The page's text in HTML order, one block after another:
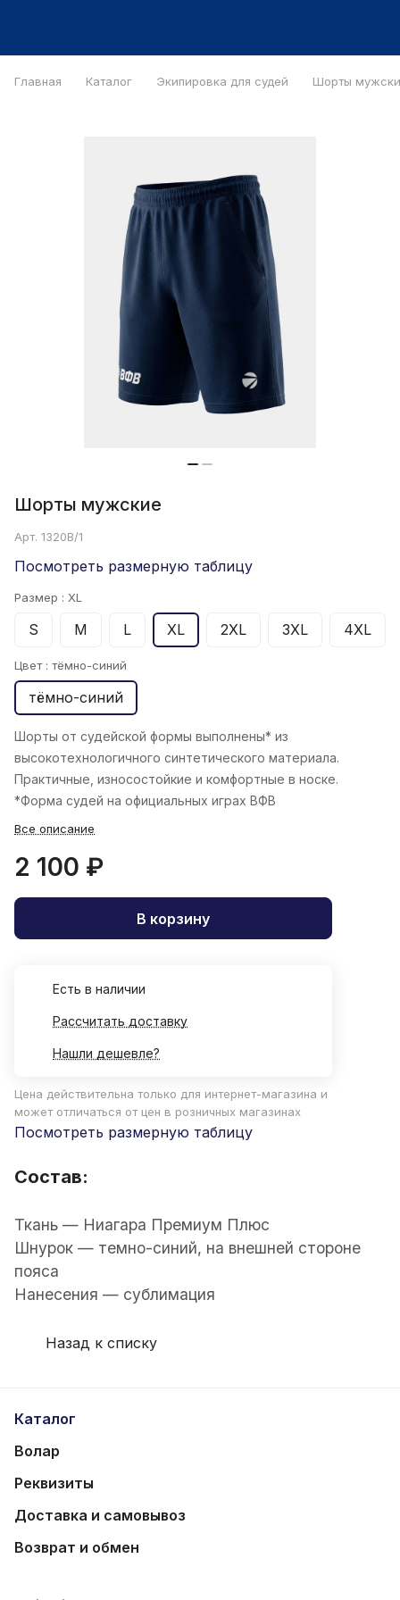
Главная Каталог Экипировка для судей Шорты
Шорты мужские
Арт. 1320B/1
Посмотреть размерную таблицу
Размер : XL
S M L XL 2XL 3XL 4XL
Цвет : тёмно-синий
тёмно-синий
Шорты от судейской формы выполнены* из
высокотехнологичного синтетического материала.
Практичные, износостойкие и комфортные в носке.
*Форма судей на официальных играх ВФВ
Все описание
2 100 ₽
В корзину
Есть в наличии
Рассчитать доставку
Нашли дешевле?
Цена действительна только для интернет-магазина и
может отличаться от цен в розничных магазинах
Посмотреть размерную таблицу
Состав:
Ткань — Ниагара Премиум Плюс
Шнурок — темно-синий, на внешней стороне
пояса
Нанесения — сублимация
Назад к списку
Каталог
Волар
Реквизиты
Доставка и самовывоз
Возврат и обмен